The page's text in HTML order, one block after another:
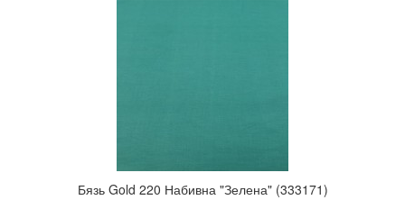
Бязь Gold 220 Набивна "Зелена" (333171)